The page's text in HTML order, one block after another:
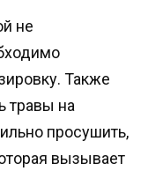
не
Также
травы на
просушить,
вызывает